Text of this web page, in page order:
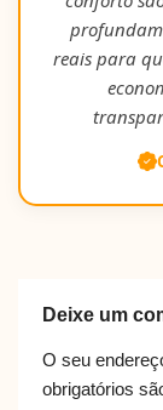
reais para
Deixe um
O seu
obrigatórios